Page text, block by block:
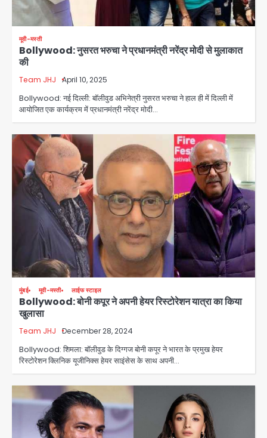
मूवी-मस्ती
Bollywood: नुसरत भरुचा ने प्रधानमंत्री नरेंद्र मोदी से मुलाकात
की
Team JHJ April 10, 2025
Bollywood: नई दिल्ली: बॉलीवुड अभिनेत्री नुसरत भरुचा ने हाल ही में दिल्ली में
आयोजित एक कार्यक्रम में प्रधानमंत्री नरेंद्र मोदी…
मुंबई मूवी-मस्ती लाईफ स्टाइल
Bollywood: बोनी कपूर ने अपनी हेयर रिस्टोरेशन यात्रा का किया
खुलासा
Team JHJ December 28, 2024
Bollywood: शिमला: बॉलीवुड के दिग्गज बोनी कपूर ने भारत के प्रमुख हेयर
रिस्टोरेशन क्लिनिक यूजीनिक्स हेयर साइंसेस के साथ अपनी…
स्वतंत्रता दिवस पर फूलप्रूफ सुरक्षा को लेकर
दिल्ली पुलिस मुख्यालय में मंथन
Team JHJ
Petrol bomb attack on Shakib
Al Hasan’s house: शेख हसीना की
वर्चुअल प्रेस कॉन्फ्रेंस में जुड़ने पर भड़का
गुस्सा, शाकिब अल हसन के मगुरा स्थित घर पर
Avinash Kumar